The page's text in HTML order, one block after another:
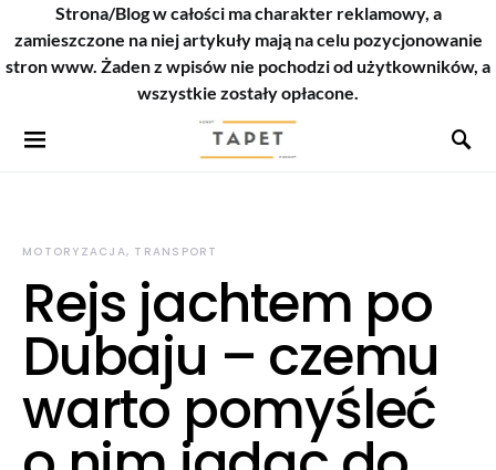
Strona/Blog w całości ma charakter reklamowy, a
zamieszczone na niej artykuły mają na celu pozycjonowanie
stron www. Żaden z wpisów nie pochodzi od użytkowników, a
wszystkie zostały opłacone.
MOTORYZACJA, TRANSPORT
Rejs jachtem po
Dubaju – czemu
warto pomyśleć